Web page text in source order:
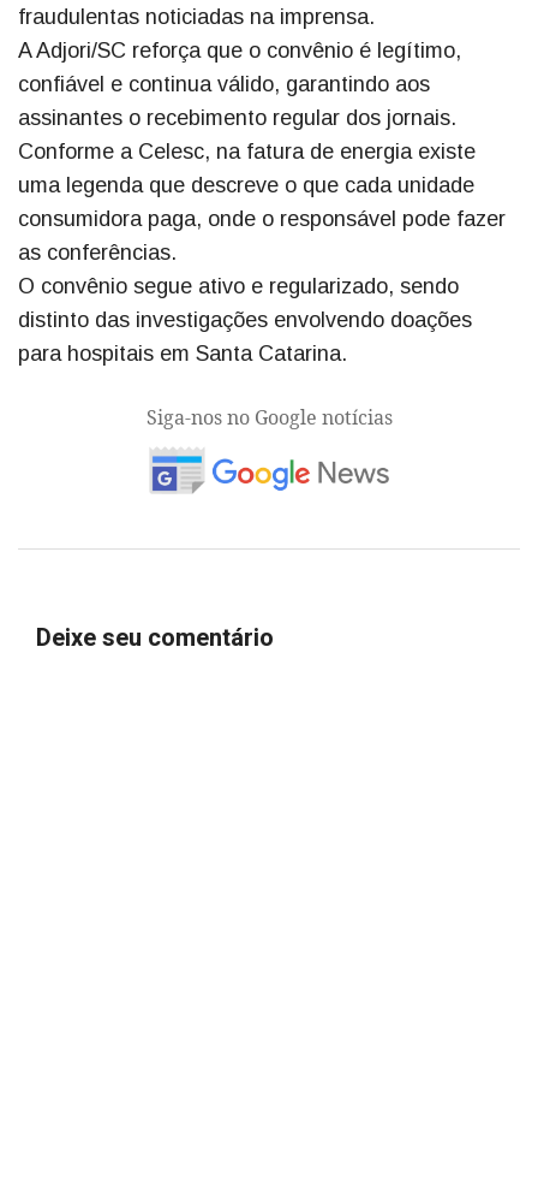
fraudulentas noticiadas na imprensa.
A Adjori/SC reforça que o convênio é legítimo,
confiável e continua válido, garantindo aos
assinantes o recebimento regular dos jornais.
Conforme a Celesc, na fatura de energia existe
uma legenda que descreve o que cada unidade
consumidora paga, onde o responsável pode fazer
as conferências.
O convênio segue ativo e regularizado, sendo
distinto das investigações envolvendo doações
para hospitais em Santa Catarina.
Siga-nos no Google notícias
Deixe seu comentário